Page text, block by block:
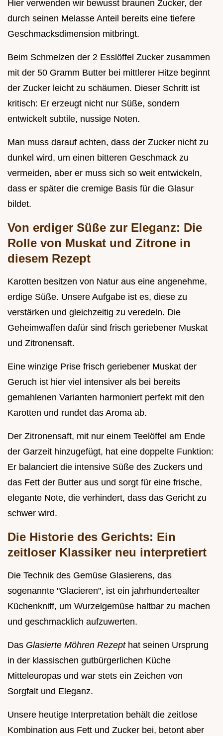
Hier verwenden wir bewusst braunen Zucker, der
durch seinen Melasse Anteil bereits eine tiefere
Geschmacksdimension mitbringt.
Beim Schmelzen der 2 Esslöffel Zucker zusammen
mit der 50 Gramm Butter bei mittlerer Hitze beginnt
der Zucker leicht zu schäumen. Dieser Schritt ist
kritisch: Er erzeugt nicht nur Süße, sondern
entwickelt subtile, nussige Noten.
Man muss darauf achten, dass der Zucker nicht zu
dunkel wird, um einen bitteren Geschmack zu
vermeiden, aber er muss sich so weit entwickeln,
dass er später die cremige Basis für die Glasur
bildet.
Von erdiger Süße zur Eleganz: Die
Rolle von Muskat und Zitrone in
diesem Rezept
Karotten besitzen von Natur aus eine angenehme,
erdige Süße. Unsere Aufgabe ist es, diese zu
verstärken und gleichzeitig zu veredeln. Die
Geheimwaffen dafür sind frisch geriebener Muskat
und Zitronensaft.
Eine winzige Prise frisch geriebener Muskat der
Geruch ist hier viel intensiver als bei bereits
gemahlenen Varianten harmoniert perfekt mit den
Karotten und rundet das Aroma ab.
Der Zitronensaft, mit nur einem Teelöffel am Ende
der Garzeit hinzugefügt, hat eine doppelte Funktion:
Er balanciert die intensive Süße des Zuckers und
das Fett der Butter aus und sorgt für eine frische,
elegante Note, die verhindert, dass das Gericht zu
schwer wird.
Die Historie des Gerichts: Ein
zeitloser Klassiker neu interpretiert
Die Technik des Gemüse Glasierens, das
sogenannte "Glacieren", ist ein jahrhundertealter
Küchenkniff, um Wurzelgemüse haltbar zu machen
und geschmacklich aufzuwerten.
Das Glasierte Möhren Rezept hat seinen Ursprung
in der klassischen gutbürgerlichen Küche
Mitteleuropas und war stets ein Zeichen von
Sorgfalt und Eleganz.
Unsere heutige Interpretation behält die zeitlose
Kombination aus Fett und Zucker bei, betont aber